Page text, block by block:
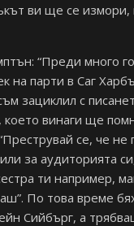
ви ще се измори,
“Преди много
на парти в Саг
зациклил с
винаги ще
се, че
за аудиторията
ти например,
По това време
Сийбърг, а